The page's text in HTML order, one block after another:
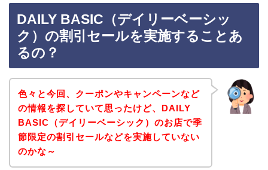
DAILY BASIC（デイリーベーシッ
ク）の割引セールを実施することあ
るの？
色々と今回、クーポンやキャンペーンなど
の情報を探していて思ったけど、DAILY
BASIC（デイリーベーシック）のお店で季
節限定の割引セールなどを実施していない
のかな～